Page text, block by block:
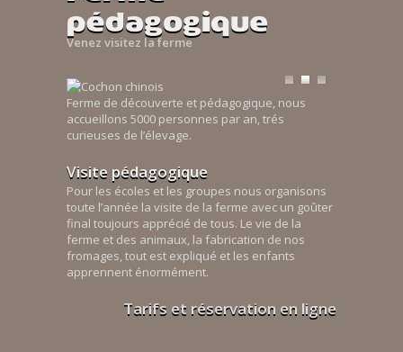
pédagogique
Venez visitez la ferme
Ferme de découverte et pédagogique, nous
accueillons 5000 personnes par an, trés
curieuses de l’élevage.
Visite pédagogique
Pour les écoles et les groupes nous organisons
toute l’année la visite de la ferme avec un goûter
final toujours apprécié de tous. Le vie de la
ferme et des animaux, la fabrication de nos
fromages, tout est expliqué et les enfants
apprennent énormément.
Tarifs et réservation en ligne